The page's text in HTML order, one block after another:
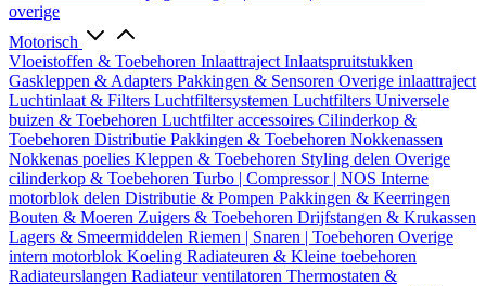
overige
Motorisch
Vloeistoffen & Toebehoren Inlaattraject Inlaatspruitstukken
Gaskleppen & Adapters Pakkingen & Sensoren Overige inlaattraject
Luchtinlaat & Filters Luchtfiltersystemen Luchtfilters Universele
buizen & Toebehoren Luchtfilter accessoires Cilinderkop &
Toebehoren Distributie Pakkingen & Toebehoren Nokkenassen
Nokkenas poelies Kleppen & Toebehoren Styling delen Overige
cilinderkop & Toebehoren Turbo | Compressor | NOS Interne
motorblok delen Distributie & Pompen Pakkingen & Keerringen
Bouten & Moeren Zuigers & Toebehoren Drijfstangen & Krukassen
Lagers & Smeermiddelen Riemen | Snaren | Toebehoren Overige
intern motorblok Koeling Radiateuren & Kleine toebehoren
Radiateurslangen Radiateur ventilatoren Thermostaten &